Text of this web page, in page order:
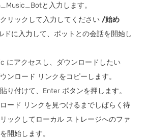
と入力します。
リックして入力してください /始め
ドに入力して、ボットとの会話を開始し
にアクセスし、ダウンロードしたい
ンロード リンクをコピーします。
り付けて、Enter ボタンを押します。
ード リンクを見つけるまでしばらく待
ックしてローカル ストレージへのファ
開始します。